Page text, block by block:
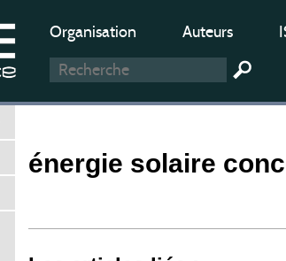
Organisation Auteurs
énergie solaire